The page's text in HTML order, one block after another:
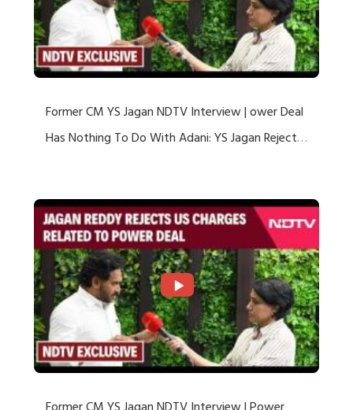
Former CM YS Jagan NDTV Interview | ower Deal
Has Nothing To Do With Adani: YS Jagan Rejects